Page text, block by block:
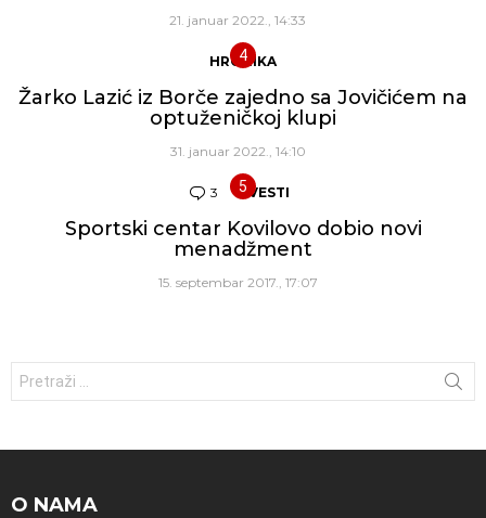
21. januar 2022., 14:33
HRONIKA
Žarko Lazić iz Borče zajedno sa Jovičićem na
optuženičkoj klupi
31. januar 2022., 14:10
3 Komentara
VESTI
Sportski centar Kovilovo dobio novi
menadžment
15. septembar 2017., 17:07
O NAMA